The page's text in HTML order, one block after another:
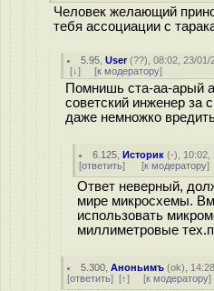
Человек желающий
тебя ассоциации с
5.95 ,User(??), 08:02, 23/01/
[↓] [к модератору]
Помнишь ста-аа-арый
советский инженер за
даже немножко
6.125 ,Историк (-), 10:02,
[ответить] [к модератору]
Ответ неверный,
мире микросхемы.
использовать
миллиметровые
5.300 ,Аноньимъ (ok),
[ответить] [↑] [к модератору]